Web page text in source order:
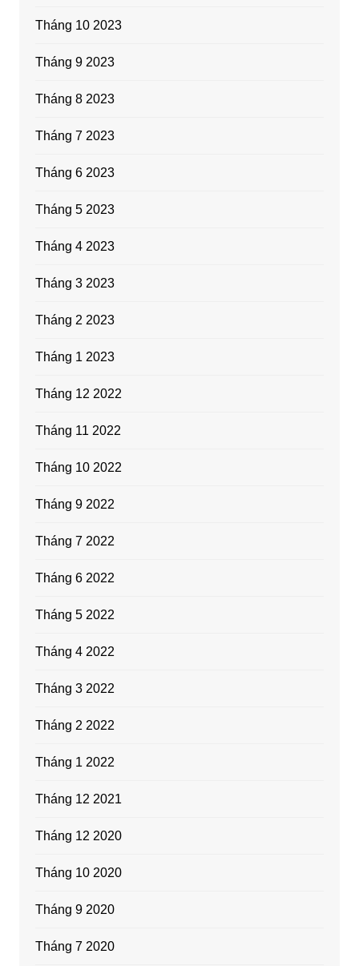
Tháng 10 2023
Tháng 9 2023
Tháng 8 2023
Tháng 7 2023
Tháng 6 2023
Tháng 5 2023
Tháng 4 2023
Tháng 3 2023
Tháng 2 2023
Tháng 1 2023
Tháng 12 2022
Tháng 11 2022
Tháng 10 2022
Tháng 9 2022
Tháng 7 2022
Tháng 6 2022
Tháng 5 2022
Tháng 4 2022
Tháng 3 2022
Tháng 2 2022
Tháng 1 2022
Tháng 12 2021
Tháng 12 2020
Tháng 10 2020
Tháng 9 2020
Tháng 7 2020